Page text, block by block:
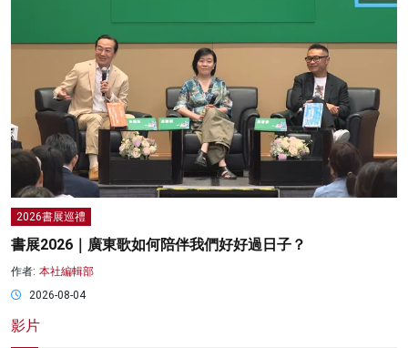
2026書展巡禮
書展2026｜廣東歌如何陪伴我們好好過日子？
作者: 本社編輯部
2026-08-04
影片